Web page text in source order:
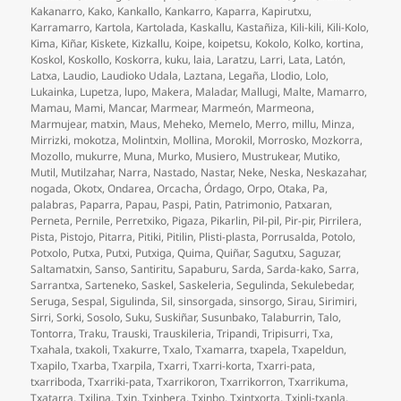
Kakanarro, Kako, Kankallo, Kankarro, Kaparra, Kapirutxu,
Karramarro, Kartola, Kartolada, Kaskallu, Kastañiza, Kili-kili, Kili-Kolo,
Kima, Kiñar, Kiskete, Kizkallu, Koipe, koipetsu, Kokolo, Kolko, kortina,
Koskol, Koskollo, Koskorra, kuku, laia, Laratzu, Larri, Lata, Latón,
Latxa, Laudio, Laudioko Udala, Laztana, Legaña, Llodio, Lolo,
Lukainka, Lupetza, lupo, Makera, Maladar, Mallugi, Malte, Mamarro,
Mamau, Mami, Mancar, Marmear, Marmeón, Marmeona,
Marmujear, matxin, Maus, Meheko, Memelo, Merro, millu, Minza,
Mirrizki, mokotza, Molintxin, Mollina, Morokil, Morrosko, Mozkorra,
Mozollo, mukurre, Muna, Murko, Musiero, Mustrukear, Mutiko,
Mutil, Mutilzahar, Narra, Nastado, Nastar, Neke, Neska, Neskazahar,
nogada,Okotx,Ondarea,Orcacha,Órdago,Orpo,Otaka, Pa,
palabras, Paparra, Papau, Paspi, Patin, Patrimonio, Patxaran,
Perneta, Pernile, Perretxiko, Pigaza, Pikarlin, Pil-pil, Pir-pir, Pirrilera,
Pista, Pistojo, Pitarra, Pitiki, Pitilin, Plisti-plasta, Porrusalda, Potolo,
Potxolo, Putxa, Putxi, Putxiga,Quima,Quiñar,Sagutxu,Saguzar,
Saltamatxin,Sanso,Santiritu,Sapaburu,Sarda,Sarda-kako,Sarra,
Sarrantxa,Sarteneko,Saskel,Saskeleria,Segulinda,Sekulebedar,
Seruga,Sespal,Sigulinda,Sil,sinsorgada,sinsorgo,Sirau,Sirimiri,
Sirri,Sorki,Sosolo,Suku,Suskiñar,Susunbako,Talaburrin,Talo,
Tontorra,Traku,Trauski,Trauskileria,Tripandi,Tripisurri,Txa,
Txahala,txakoli,Txakurre,Txalo,Txamarra,txapela,Txapeldun,
Txapilo,Txarba,Txarpila,Txarri,Txarri-korta,Txarri-pata,
txarriboda,Txarriki-pata,Txarrikoron,Txarrikorron,Txarrikuma,
Txatarra,Txilina,Txin,Txinbera,Txinbo,Txintxorta,Txipli-txapla,